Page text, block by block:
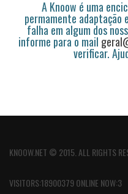
A Knoow é uma
permamente adaptação
falha em algum dos
informe para o mail
verificar.
KNOOW.NET © 2015. ALL RIGHTS
VISITORS:18900379 ONLINE NOW:3